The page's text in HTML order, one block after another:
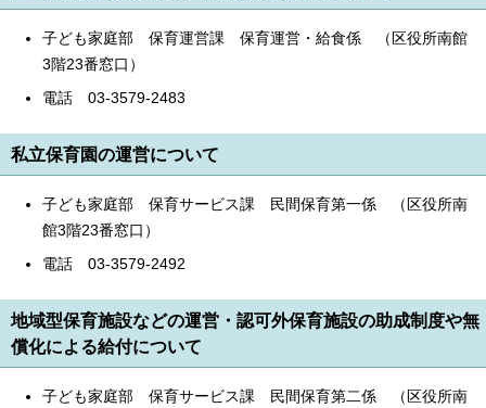
子ども家庭部 保育運営課 保育運営・給食係 （区役所南館
3階23番窓口）
電話 03-3579-2483
私立保育園の運営について
子ども家庭部 保育サービス課 民間保育第一係 （区役所南
館3階23番窓口）
電話 03-3579-2492
地域型保育施設などの運営・認可外保育施設の助成制度や無
償化による給付について
子ども家庭部 保育サービス課 民間保育第二係 （区役所南